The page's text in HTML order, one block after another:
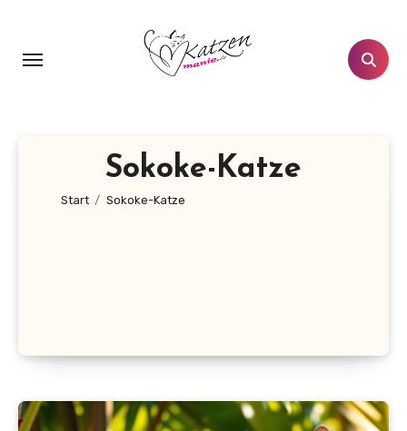
springen
Sokoke-Katze
Start Sokoke-Katze